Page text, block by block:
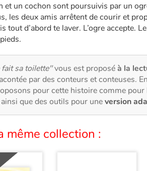
et un cochon sont poursuivis par un
les deux amis arrêtent de courir et
tout d’abord te laver. L’ogre accepte.
fait sa toilette"vous est proposéà la
par des conteurs et conteuses.
pour cette histoire comme pour
ainsi que des outils pour uneversion
même collection :